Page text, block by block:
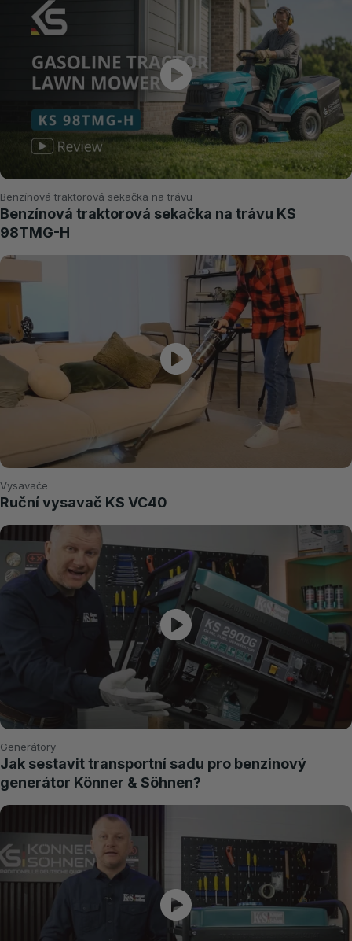
Benzínová traktorová sekačka na trávu
Benzínová traktorová sekačka na trávu KS
98TMG-H
Vysavače
Ruční vysavač KS VC40
Generátory
Jak sestavit transportní sadu pro benzinový
generátor Könner & Söhnen?